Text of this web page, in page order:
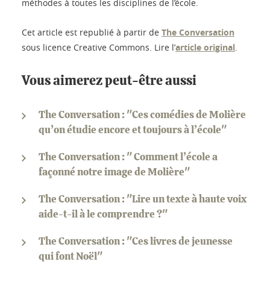
méthodes à toutes les disciplines de l’école.
Cet article est republié à partir de The Conversation
sous licence Creative Commons. Lire l’article original.
Vous aimerez peut-être aussi
The Conversation : "Ces comédies de Molière
qu’on étudie encore et toujours à l’école"
The Conversation : " Comment l’école a
façonné notre image de Molière"
The Conversation : "Lire un texte à haute voix
aide-t-il à le comprendre ?"
The Conversation : "Ces livres de jeunesse
qui font Noël"